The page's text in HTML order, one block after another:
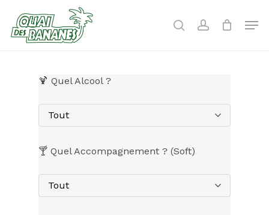
main
content
searchaccount
🍹 Quel Alcool ?
Tout
🍸 Quel Accompagnement ? (Soft)
Tout